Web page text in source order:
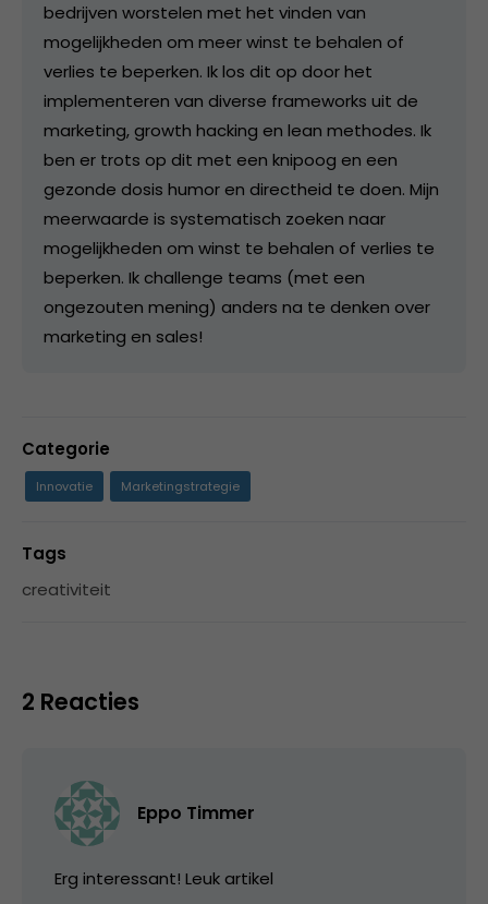
bedrijven worstelen met het vinden van
mogelijkheden om meer winst te behalen of
verlies te beperken. Ik los dit op door het
implementeren van diverse frameworks uit de
marketing, growth hacking en lean methodes. Ik
ben er trots op dit met een knipoog en een
gezonde dosis humor en directheid te doen. Mijn
meerwaarde is systematisch zoeken naar
mogelijkheden om winst te behalen of verlies te
beperken. Ik challenge teams (met een
ongezouten mening) anders na te denken over
marketing en sales!
Categorie
Innovatie Marketingstrategie
Tags
creativiteit
2 Reacties
Eppo Timmer
Erg interessant! Leuk artikel